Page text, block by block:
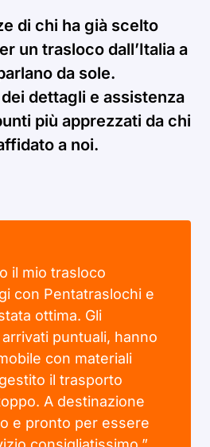
di chi ha già scelto
un trasloco dall’Italia a
da sole.
dettagli e assistenza
più apprezzati da chi
a noi.
il mio trasloco
con Pentatraslochi e
ottima. Gli
puntuali, hanno
con materiali
il trasporto
A destinazione
e pronto per essere